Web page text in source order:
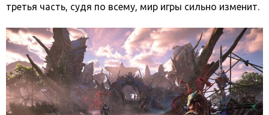
третья часть, судя по всему, мир игры сильно изменит.